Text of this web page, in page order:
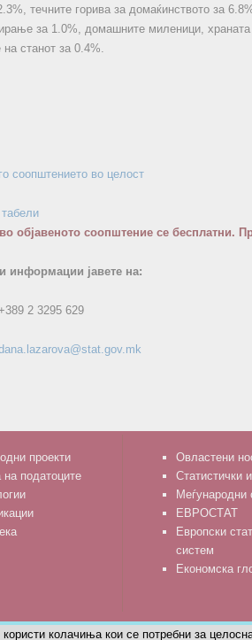
течните горива за домаќинството за
за 1.0%, домашните миленици,
станот за 0.4%.
соопштението во целост
објавеното соопштение се бесплатни.
информации јавете на:
2 3295 629
проекти
на податоците
Овластени
Статистички
Меѓународни
ЕВРОСТАТ
Европски
систем
Економска
колачиња кои се потребни за